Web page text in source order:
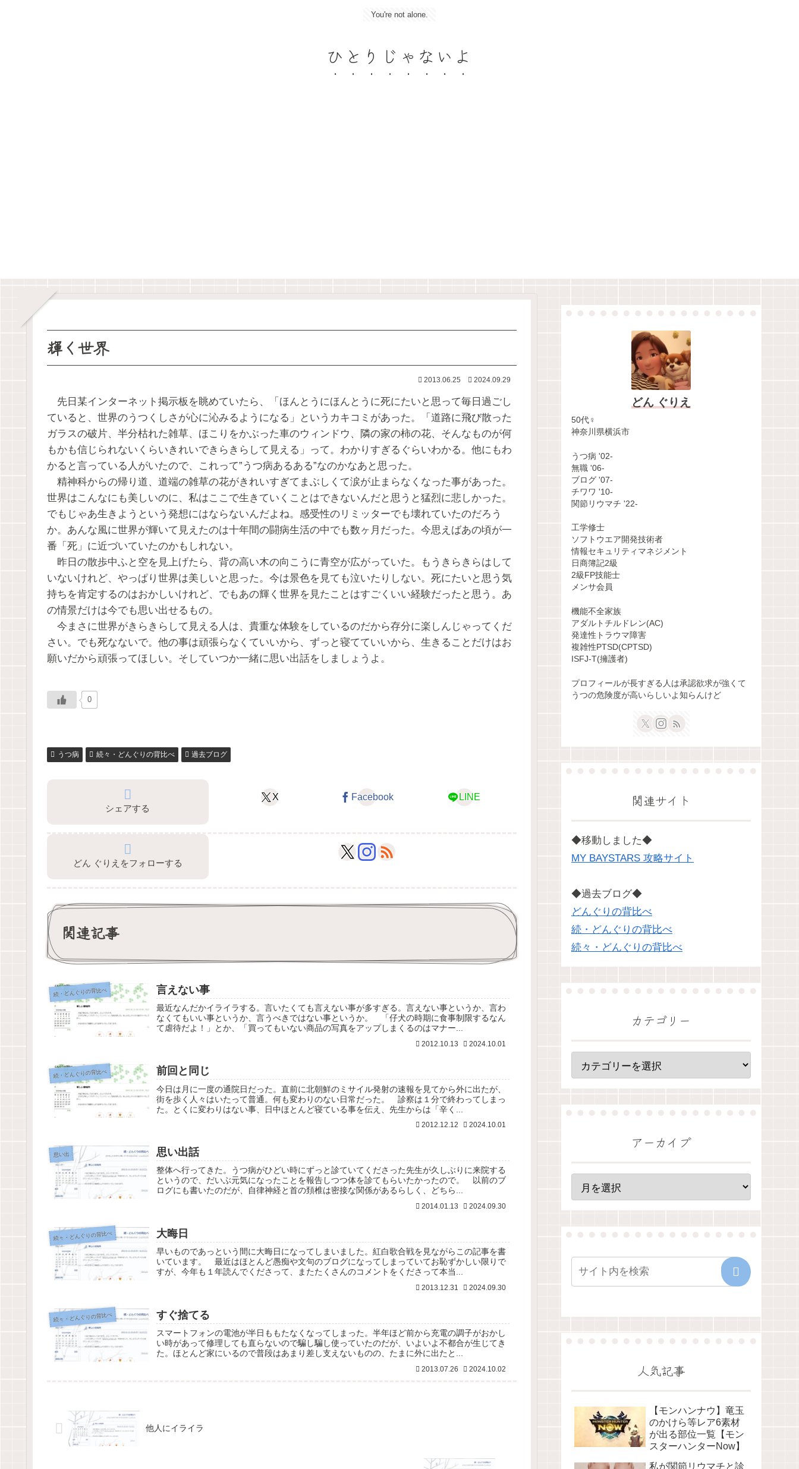
You're not alone.
ひとりじゃないよ
輝く世界
2013.06.25 2024.09.29
先日某インターネット掲示板を眺めていたら、「ほんとうにほんとうに死にたいと思って毎日過ごし
ていると、世界のうつくしさが心に沁みるようになる」というカキコミがあった。「道路に飛び散った
ガラスの破片、半分枯れた雑草、ほこりをかぶった車のウィンドウ、隣の家の柿の花、そんなものが何
もかも信じられないくらいきれいできらきらして見える」って。わかりすぎるぐらいわかる。他にもわ
かると言っている人がいたので、これって”うつ病あるある”なのかなあと思った。
精神科からの帰り道、道端の雑草の花がきれいすぎてまぶしくて涙が止まらなくなった事があった。
世界はこんなにも美しいのに、私はここで生きていくことはできないんだと思うと猛烈に悲しかった。
でもじゃあ生きようという発想にはならないんだよね。感受性のリミッターでも壊れていたのだろう
か。あんな風に世界が輝いて見えたのは十年間の闘病生活の中でも数ヶ月だった。今思えばあの頃が一
番「死」に近づいていたのかもしれない。
昨日の散歩中ふと空を見上げたら、背の高い木の向こうに青空が広がっていた。もうきらきらはして
いないけれど、やっぱり世界は美しいと思った。今は景色を見ても泣いたりしない。死にたいと思う気
持ちを肯定するのはおかしいけれど、でもあの輝く世界を見たことはすごくいい経験だったと思う。あ
の情景だけは今でも思い出せるもの。
今まさに世界がきらきらして見える人は、貴重な体験をしているのだから存分に楽しんじゃってくだ
さい。でも死なないで。他の事は頑張らなくていいから、ずっと寝てていいから、生きることだけはお
願いだから頑張ってほしい。そしていつか一緒に思い出話をしましょうよ。
0
うつ病 続々・どんぐりの背比べ 過去ブログ
シェアする
X Facebook LINE
どん ぐりえをフォローする
関連記事
続・どんぐりの背比べ 言えない事
最近なんだかイライラする。言いたくても言えない事が多すぎる。言えない事というか、言わ
なくてもいい事というか、言うべきではない事というか。 「仔犬の時期に食事制限するなん
て虐待だよ！」とか、「買ってもいない商品の写真をアップしまくるのはマナー...
2012.10.13 2024.10.01
続・どんぐりの背比べ 前回と同じ
今日は月に一度の通院日だった。直前に北朝鮮のミサイル発射の速報を見てから外に出たが、
街を歩く人々はいたって普通。何も変わりのない日常だった。 診察は１分で終わってしまっ
た。とくに変わりはない事、日中ほとんど寝ている事を伝え、先生からは「辛く...
2012.12.12 2024.10.01
思い出 思い出話
整体へ行ってきた。うつ病がひどい時にずっと診ていてくださった先生が久しぶりに来院する
というので、だいぶ元気になったことを報告しつつ体を診てもらいたかったので。 以前のブ
ログにも書いたのだが、自律神経と首の頚椎は密接な関係があるらしく、どちら...
2014.01.13 2024.09.30
続々・どんぐりの背比べ 大晦日
早いものであっという間に大晦日になってしまいました。紅白歌合戦を見ながらこの記事を書
いています。 最近はほとんど愚痴や文句のブログになってしまっていてお恥ずかしい限りで
すが、今年も１年読んでくださって、またたくさんのコメントをくださって本当...
2013.12.31 2024.09.30
続々・どんぐりの背比べ すぐ捨てる
スマートフォンの電池が半日ももたなくなってしまった。半年ほど前から充電の調子がおかし
い時があって修理しても直らないので騙し騙し使っていたのだが、いよいよ不都合が生じてき
た。ほとんど家にいるので普段はあまり差し支えないものの、たまに外に出たと...
2013.07.26 2024.10.02
他人にイライラ
どん ぐりえ
50代♀
神奈川県横浜市
うつ病 '02-
無職 '06-
ブログ '07-
チワワ '10-
関節リウマチ '22-
工学修士
ソフトウエア開発技術者
情報セキュリティマネジメント
日商簿記2級
2級FP技能士
メンサ会員
機能不全家族
アダルトチルドレン(AC)
発達性トラウマ障害
複雑性PTSD(CPTSD)
ISFJ-T(擁護者)
プロフィールが長すぎる人は承認欲求が強くて
うつの危険度が高いらしいよ知らんけど
関連サイト
◆移動しました◆
MY BAYSTARS 攻略サイト
◆過去ブログ◆
どんぐりの背比べ
続・どんぐりの背比べ
続々・どんぐりの背比べ
カテゴリー
アーカイブ
人気記事
【モンハンナウ】竜玉
のかけら等レア6素材
が出る部位一覧【モン
スターハンターNow】
私が関節リウマチと診